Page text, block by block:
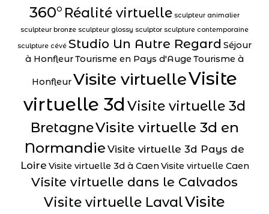
360° Réalité virtuelle sculpteur animalier
sculpteur bronze sculpteur glossy sculptor sculpture contemporaine
sculpture cévé Studio Un Autre Regard Séjour
à HonfleurTourisme en Pays d'AugeTourisme à
HonfleurVisite virtuelleVisite
virtuelle 3d Visite virtuelle 3d
BretagneVisite virtuelle 3d en
Normandie Visite virtuelle 3d Pays de
Loire Visite virtuelle 3d à CaenVisite virtuelle Caen
Visite virtuelle dans le Calvados
Visite virtuelle LavalVisite